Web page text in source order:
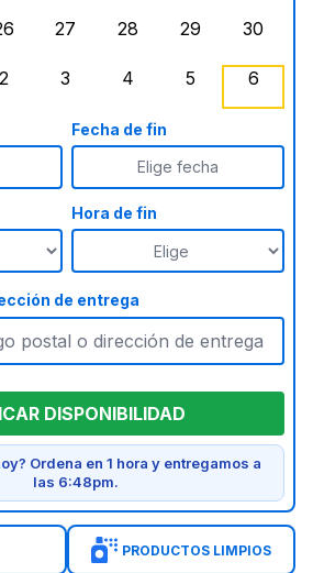
27
28
29
30
2
3
4
5
6
Fecha de fin
Elige fecha
Hora de fin
de entrega
DISPONIBILIDAD
Ordena en 1 hora y entregamos a
las 6:48pm.
PRODUCTOS LIMPIOS